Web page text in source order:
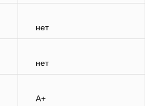
нет
нет
A+